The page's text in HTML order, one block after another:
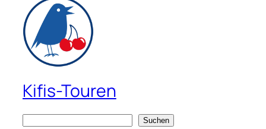
Kifis-Touren
Suchen